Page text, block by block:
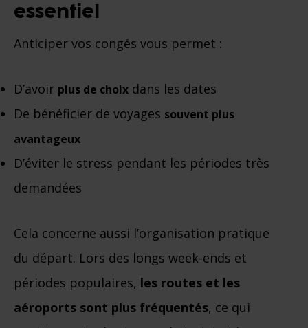
essentiel
Anticiper vos congés vous permet :
D’avoir plus de choix dans les dates
De bénéficier de voyages souvent plus
avantageux
D’éviter le stress pendant les périodes très
demandées
Cela concerne aussi l’organisation pratique
du départ. Lors des longs week-ends et
périodes populaires, les routes et les
aéroports sont plus fréquentés, ce qui